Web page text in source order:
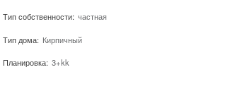
Тип собственности: частная
Тип дома: Кирпичный
Планировка: 3+kk